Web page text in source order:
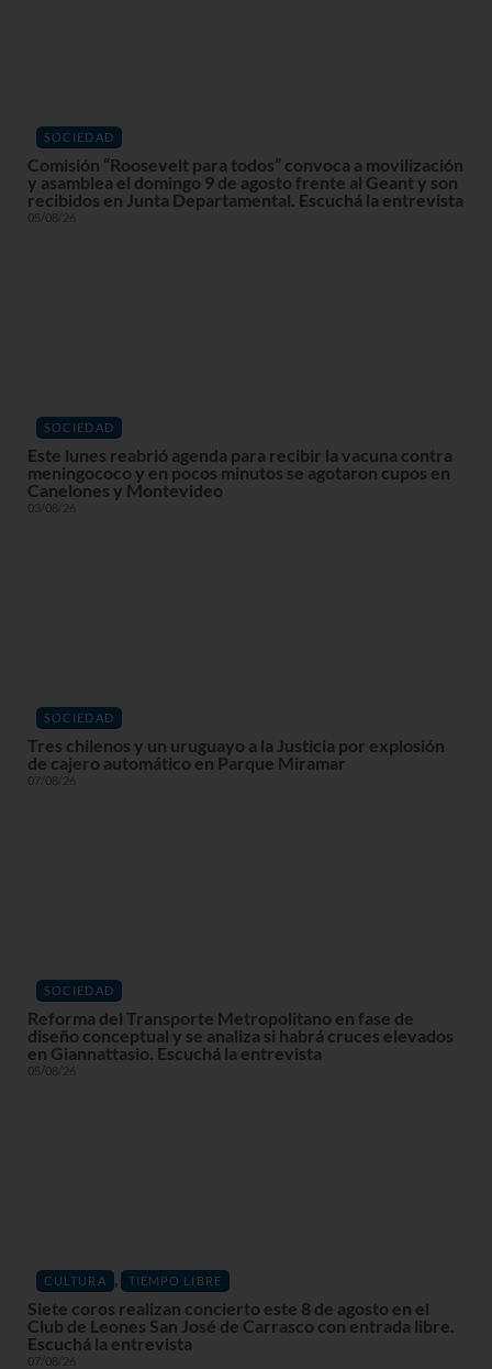
SOCIEDAD
Comisión “Roosevelt para todos” convoca a movilización
y asamblea el domingo 9 de agosto frente al Geant y son
recibidos en Junta Departamental. Escuchá la entrevista
05/08/26
SOCIEDAD
Este lunes reabrió agenda para recibir la vacuna contra
meningococo y en pocos minutos se agotaron cupos en
Canelones y Montevideo
03/08/26
SOCIEDAD
Tres chilenos y un uruguayo a la Justicia por explosión
de cajero automático en Parque Miramar
07/08/26
SOCIEDAD
Reforma del Transporte Metropolitano en fase de
diseño conceptual y se analiza si habrá cruces elevados
en Giannattasio. Escuchá la entrevista
05/08/26
CULTURA , TIEMPO LIBRE
Siete coros realizan concierto este 8 de agosto en el
Club de Leones San José de Carrasco con entrada libre.
Escuchá la entrevista
07/08/26